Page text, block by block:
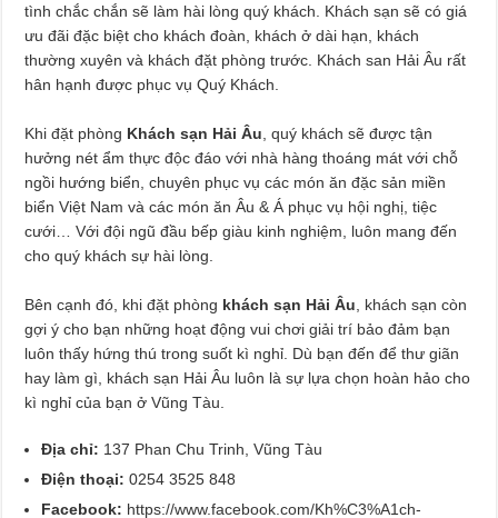
tình chắc chắn sẽ làm hài lòng quý khách. Khách sạn sẽ có giá
ưu đãi đặc biệt cho khách đoàn, khách ở dài hạn, khách
thường xuyên và khách đặt phòng trước. Khách san Hải Âu rất
hân hạnh được phục vụ Quý Khách.
Khi đặt phòng Khách sạn Hải Âu , quý khách sẽ được tận
hưởng nét ẩm thực độc đáo với nhà hàng thoáng mát với chỗ
ngồi hướng biển, chuyên phục vụ các món ăn đặc sản miền
biển Việt Nam và các món ăn Âu & Á phục vụ hội nghị, tiệc
cưới… Với đội ngũ đầu bếp giàu kinh nghiệm, luôn mang đến
cho quý khách sự hài lòng.
Bên cạnh đó, khi đặt phòng khách sạn Hải Âu , khách sạn còn
gợi ý cho bạn những hoạt động vui chơi giải trí bảo đảm bạn
luôn thấy hứng thú trong suốt kì nghỉ. Dù bạn đến để thư giãn
hay làm gì, khách sạn Hải Âu luôn là sự lựa chọn hoàn hảo cho
kì nghỉ của bạn ở Vũng Tàu.
Địa chỉ: 137 Phan Chu Trinh, Vũng Tàu
Điện thoại:0254 3525 848
Facebook: https://www.facebook.com/Kh%C3%A1ch-